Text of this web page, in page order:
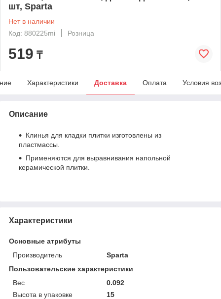
шт, Sparta
Нет в наличии
Код: 880225mi
Розница
519 ₸
Характеристики Доставка Оплата Условия
Описание
Клинья для кладки плитки изготовлены из
пластмассы.
Применяются для выравнивания напольной
керамической плитки.
Характеристики
Основные атрибуты
Производитель
Sparta
Пользовательские характеристики
Вес
0.092
Высота в упаковке
15